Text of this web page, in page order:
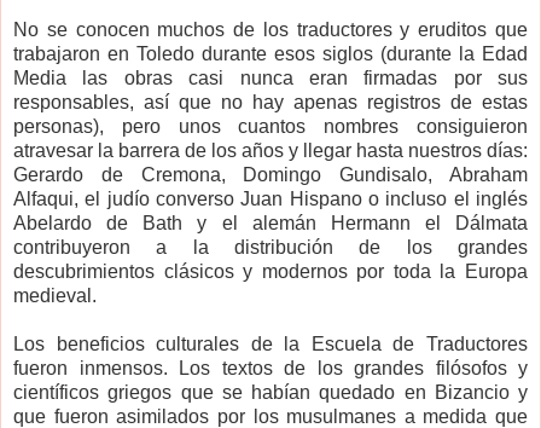
No se conocen muchos de los traductores y eruditos que
trabajaron en Toledo durante esos siglos (durante la Edad
Media las obras casi nunca eran firmadas por sus
responsables, así que no hay apenas registros de estas
personas), pero unos cuantos nombres consiguieron
atravesar la barrera de los años y llegar hasta nuestros días:
Gerardo de Cremona, Domingo Gundisalo, Abraham
Alfaqui, el judío converso Juan Hispano o incluso el inglés
Abelardo de Bath y el alemán Hermann el Dálmata
contribuyeron a la distribución de los grandes
descubrimientos clásicos y modernos por toda la Europa
medieval.
Los beneficios culturales de la Escuela de Traductores
fueron inmensos. Los textos de los grandes filósofos y
científicos griegos que se habían quedado en Bizancio y
que fueron asimilados por los musulmanes a medida que